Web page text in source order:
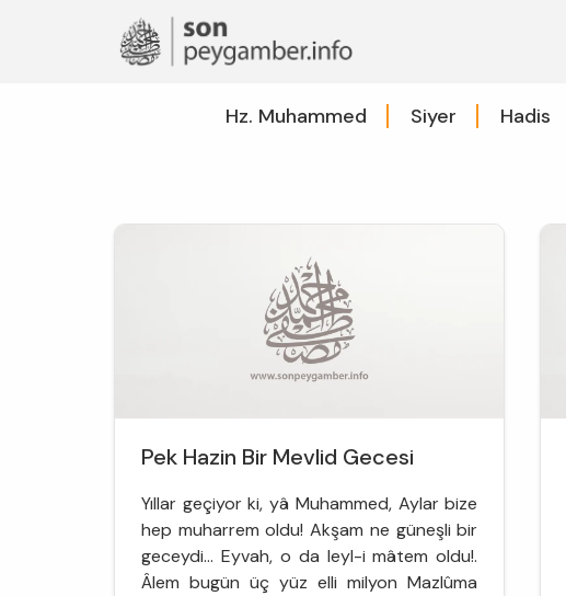
Hz. Muhammed Siyer Hadis
Pek Hazin Bir Mevlid Gecesi
Yıllar geçiyor ki, yâ Muhammed, Aylar bize
hep muharrem oldu! Akşam ne güneşli bir
geceydi... Eyvah, o da leyl-i mâtem oldu!.
Âlem bugün üç yüz elli milyon Mazlûma